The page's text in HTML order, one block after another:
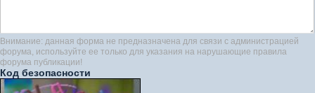
Внимание: данная форма не предназначена для связи с администрацией
форума, используйте ее только для указания на нарушающие правила
форума публикации!
Код безопасности